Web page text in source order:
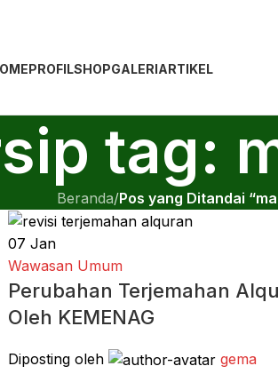
PROFILSHOPGALERIARTIKEL
tag:
Beranda/Pos yang Ditandai
07 Jan
Wawasan Umum
Perubahan Terjemahan
Oleh KEMENAG
Diposting oleh
gema